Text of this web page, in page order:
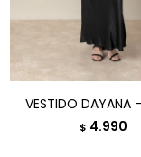
VESTIDO DAYANA
$ 4.990